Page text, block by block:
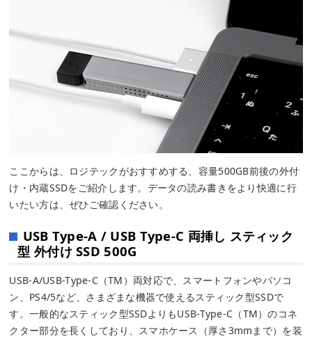
ここからは、ロジテックがおすすめする、容量500GB前後の外付
け・内蔵SSDをご紹介します。データの読み書きをより快適に行
いたい方は、ぜひご確認ください。
USB Type-A / USB Type-C 両挿し スティック
型 外付け SSD 500G
USB-A/USB-Type-C（TM）両対応で、スマートフォンやパソコ
ン、PS4/5など、さまざまな機器で使えるスティック型SSDで
す。一般的なスティック型SSDよりもUSB-Type-C（TM）のコネ
クター部分を長くしており、スマホケース（厚さ3mmまで）を装